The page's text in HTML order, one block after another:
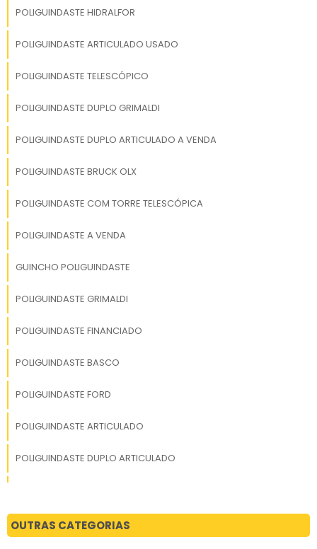
POLIGUINDASTE HIDRALFOR
POLIGUINDASTE ARTICULADO USADO
POLIGUINDASTE TELESCÓPICO
POLIGUINDASTE DUPLO GRIMALDI
POLIGUINDASTE DUPLO ARTICULADO A VENDA
POLIGUINDASTE BRUCK OLX
POLIGUINDASTE COM TORRE TELESCÓPICA
POLIGUINDASTE A VENDA
GUINCHO POLIGUINDASTE
POLIGUINDASTE GRIMALDI
POLIGUINDASTE FINANCIADO
POLIGUINDASTE BASCO
POLIGUINDASTE FORD
POLIGUINDASTE ARTICULADO
POLIGUINDASTE DUPLO ARTICULADO
POLIGUINDASTE HMD
OUTRAS CATEGORIAS